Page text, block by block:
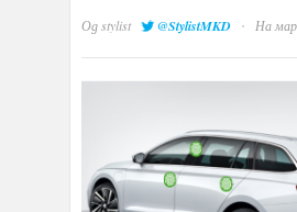
Одstylist @StylistMKD · На